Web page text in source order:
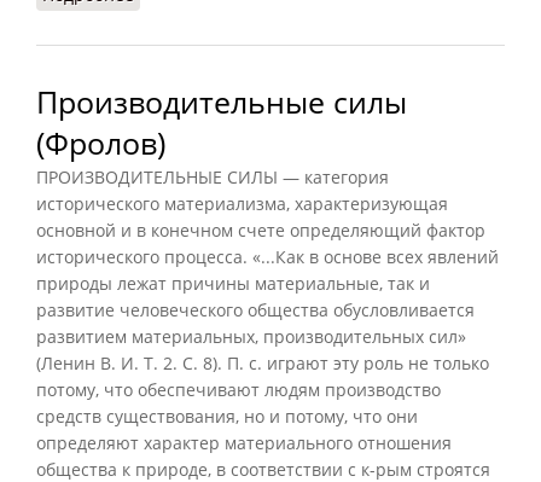
Производительные силы
(Фролов)
ПРОИЗВОДИТЕЛЬНЫЕ СИЛЫ — категория
исторического материализма, характеризующая
основной и в конечном счете определяющий фактор
исторического процесса. «...Как в основе всех явлений
природы лежат причины материальные, так и
развитие человеческого общества обусловливается
развитием материальных, производительных сил»
(Ленин В. И. Т. 2. С. 8). П. с. играют эту роль не только
потому, что обеспечивают людям производство
средств существования, но и потому, что они
определяют характер материального отношения
общества к природе, в соответствии с к-рым строятся